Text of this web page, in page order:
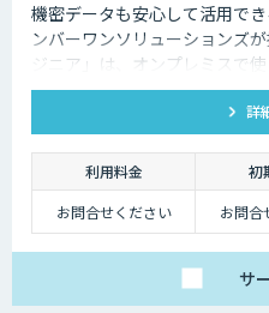
機密データも安心して活用で
ンバーワンソリューションズ
ジニア」は、オンプレミスで
リューションをAIエンジニア
イズするサービスです。社内
して生まれ変わらせることが
詳
利用料金 初
お問合せください
お問合
サ